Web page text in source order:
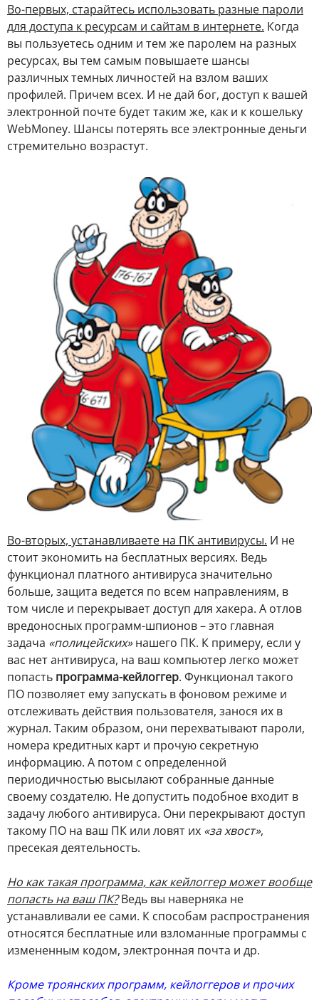
Во-первых, старайтесь использовать разные пароли
для доступа к ресурсам и сайтам в интернете. Когда
вы пользуетесь одним и тем же паролем на разных
ресурсах, вы тем самым повышаете шансы
различных темных личностей на взлом ваших
профилей. Причем всех. И не дай бог, доступ к вашей
электронной почте будет таким же, как и к кошельку
WebMoney. Шансы потерять все электронные деньги
стремительно возрастут.
Во-вторых, устанавливаете на ПК антивирусы. И не
стоит экономить на бесплатных версиях. Ведь
функционал платного антивируса значительно
больше, защита ведется по всем направлениям, в
том числе и перекрывает доступ для хакера. А отлов
вредоносных программ-шпионов – это главная
задача «полицейских»нашего ПК. К примеру, если у
вас нет антивируса, на ваш компьютер легко может
попасть программа-кейлоггер. Функционал такого
ПО позволяет ему запускать в фоновом режиме и
отслеживать действия пользователя, занося их в
журнал. Таким образом, они перехватывают пароли,
номера кредитных карт и прочую секретную
информацию. А потом с определенной
периодичностью высылают собранные данные
своему создателю. Не допустить подобное входит в
задачу любого антивируса. Они перекрывают доступ
такому ПО на ваш ПК или ловят их «за хвост»,
пресекая деятельность.
Но как такая программа, как кейлоггер может вообще
попасть на ваш ПК?Ведь вы наверняка не
устанавливали ее сами. К способам распространения
относятся бесплатные или взломанные программы с
измененным кодом, электронная почта и др.
Кроме троянских программ, кейлоггеров и прочих